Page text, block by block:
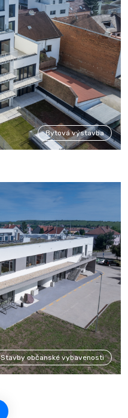
Bytová výstavba
Stavby občanské vybavenosti